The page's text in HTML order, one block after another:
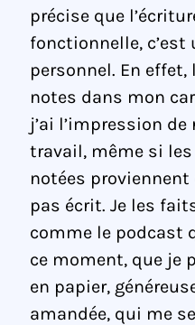
précise que
fonctionnelle, c’est
personnel. En
notes dans mon
j’ai l’impression
travail, même si les
notées proviennent
pas écrit. Je les
comme le podcast
ce moment, que je
en papier,
amandée, qui me